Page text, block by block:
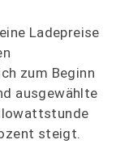
Ladepreise
zum Beginn
ausgewählte
steigt.